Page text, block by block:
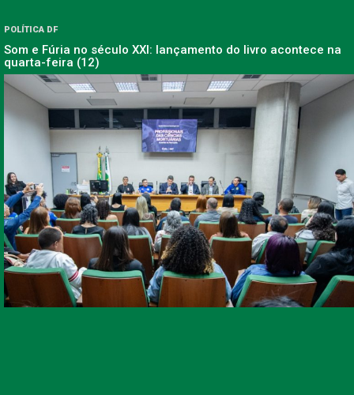
POLÍTICA DF
Som e Fúria no século XXI: lançamento do livro acontece na
quarta-feira (12)